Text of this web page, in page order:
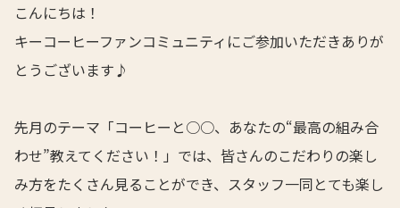
こんにちは！
キーコーヒーファンコミュニティにご参加いただきありが
とうございます♪
先月のテーマ「コーヒーと○○、あなたの“最高の組み合
わせ”教えてください！」では、皆さんのこだわりの楽し
み方をたくさん見ることができ、スタッフ一同とても楽し